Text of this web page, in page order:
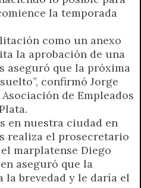
la temporada
como un anexo
la aprobación de una
aseguró que la próxima
confirmó Jorge
de Empleados
en nuestra ciudad en
realiza el prosecretario
marplatense Diego
aseguró que la
la brevedad y le daría el